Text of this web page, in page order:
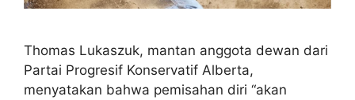
Thomas Lukaszuk, mantan anggota dewan dari
Partai Progresif Konservatif Alberta,
menyatakan bahwa pemisahan diri “akan